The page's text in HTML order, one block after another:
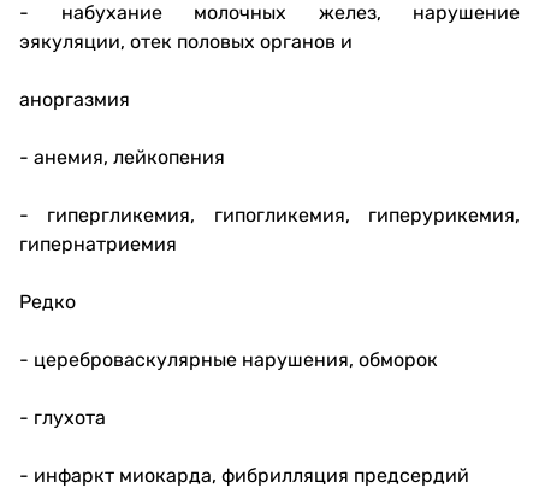
- набухание молочных желез, нарушение
эякуляции, отек половых органов и
аноргазмия
- анемия, лейкопения
- гипергликемия, гипогликемия, гиперурикемия,
гипернатриемия
Редко
- цереброваскулярные нарушения, обморок
- глухота
- инфаркт миокарда, фибрилляция предсердий